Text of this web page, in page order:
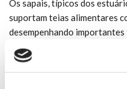
Os sapais, típicos dos
suportam teias alimentares
desempenhando
água e da conservação da
Na área do pinhal
Tróia, cobertas por pinheiro-